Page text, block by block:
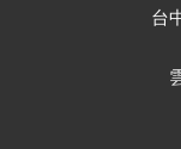
台